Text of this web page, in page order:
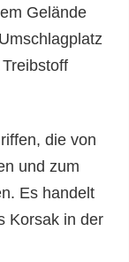
Gelände
die von
und zum
Es handelt
Korsak in der